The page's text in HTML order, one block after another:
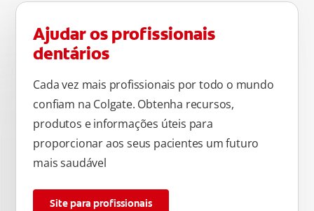
Ajudar os profissionais
dentários
Cada vez mais profissionais por todo o mundo
confiam na Colgate. Obtenha recursos,
produtos e informações úteis para
proporcionar aos seus pacientes um futuro
mais saudável
Site para profissionais